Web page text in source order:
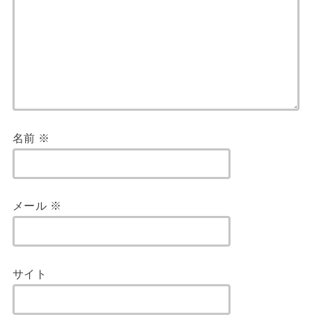
名前 ※
メール ※
サイト